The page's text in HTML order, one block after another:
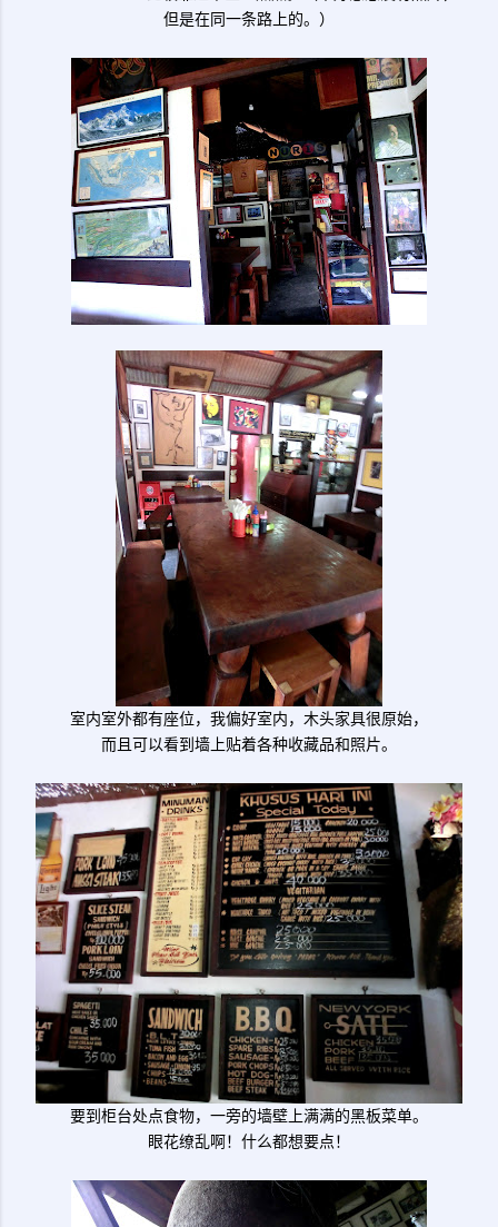
但是在同一条路上的。）
室内室外都有座位，我偏好室内，木头家具很原始，
而且可以看到墙上贴着各种收藏品和照片。
要到柜台处点食物，一旁的墙壁上满满的黑板菜单。
眼花缭乱啊！什么都想要点！